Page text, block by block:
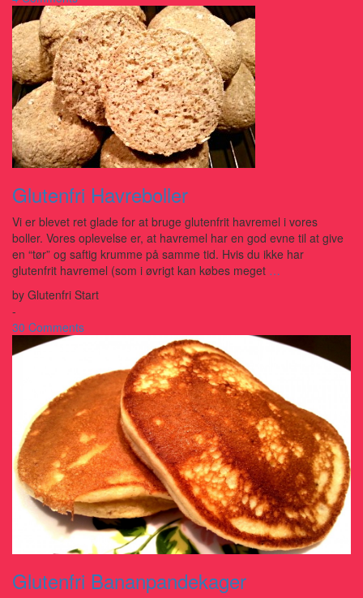
Glutenfri Havreboller
Vi er blevet ret glade for at bruge glutenfrit havremel i vores
boller. Vores oplevelse er, at havremel har en god evne til at give
en “tør” og saftig krumme på samme tid. Hvis du ikke har
glutenfrit havremel (som i øvrigt kan købes meget …
by Glutenfri Start
-
30 Comments
Glutenfri Bananpandekager